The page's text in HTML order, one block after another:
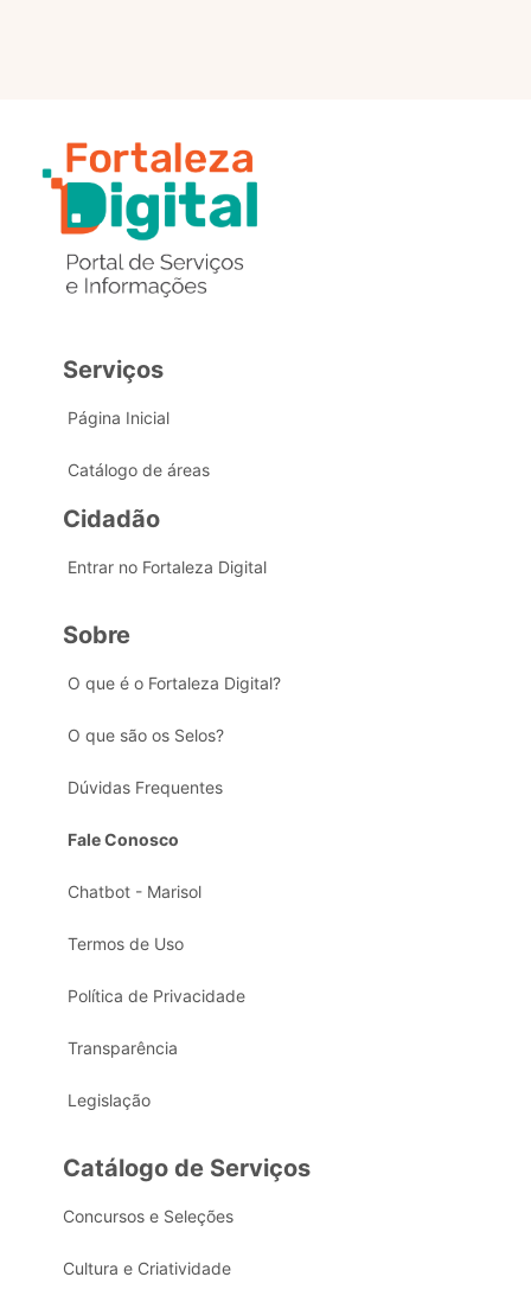
Serviços
Página Inicial
Catálogo de áreas
Cidadão
Entrar no Fortaleza Digital
Sobre
O que é o Fortaleza Digital?
O que são os Selos?
Dúvidas Frequentes
Fale Conosco
Chatbot - Marisol
Termos de Uso
Política de Privacidade
Transparência
Legislação
Catálogo de Serviços
Concursos e Seleções
Cultura e Criatividade